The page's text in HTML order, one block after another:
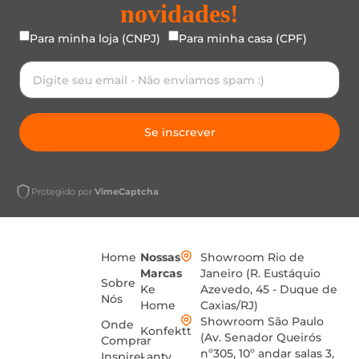
novidades!
Para minha loja (CNPJ) Para minha casa (CPF)
Se inscrever
Protegido por VimeCaptcha
Home
Sobre
Nós
Onde
Comprar
Nossas
Marcas
Ke
Home
Konfektt
Showroom Rio de
Janeiro (R. Eustáquio
Azevedo, 45 - Duque de
Caxias/RJ)
Showroom São Paulo
(Av. Senador Queirós
nº305, 10º andar salas 3,